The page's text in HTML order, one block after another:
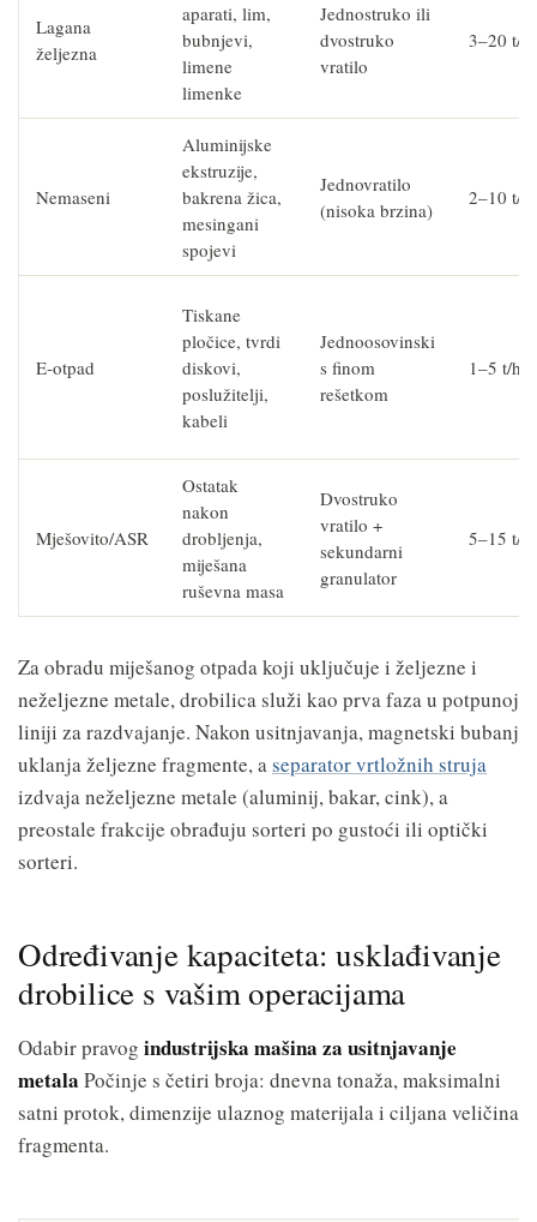
Lagana
željezna
aparati, lim,
bubnjevi,
limene
limenke
Jednostruko ili
dvostruko
vratilo
3–20 t/h
Nemaseni
Aluminijske
ekstruzije,
bakrena žica,
mesingani
spojevi
Jednovratilo
(nisoka brzina)
2–10 t/h
E-otpad
Tiskane
pločice, tvrdi
diskovi,
poslužitelji,
kabeli
Jednoosovinski
s finom
rešetkom
1–5 t/h
Mješovito/ASR
Ostatak
nakon
drobljenja,
miješana
ruševna masa
Dvostruko
vratilo +
sekundarni
granulator
5–15 t/h
Za obradu miješanog otpada koji uključuje i željezne i
neželjezne metale, drobilica služi kao prva faza u potpunoj
liniji za razdvajanje. Nakon usitnjavanja, magnetski bubanj
uklanja željezne fragmente, aseparator vrtložnih struja
izdvaja neželjezne metale (aluminij, bakar, cink), a
preostale frakcije obrađuju sorteri po gustoći ili optički
sorteri.
Određivanje kapaciteta: usklađivanje
drobilice s vašim operacijama
Odabir pravog industrijska mašina za usitnjavanje
metala Počinje s četiri broja: dnevna tonaža, maksimalni
satni protok, dimenzije ulaznog materijala i ciljana veličina
fragmenta.